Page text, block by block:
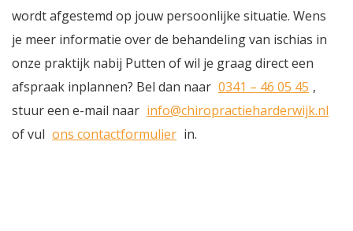
wordt afgestemd op jouw persoonlijke situatie. Wens
je meer informatie over de behandeling van ischias in
onze praktijk nabij Putten of wil je graag direct een
afspraak inplannen? Bel dan naar 0341 – 46 05 45 ,
stuur een e-mail naar info@chiropractieharderwijk.nl
of vul ons contactformulier in.